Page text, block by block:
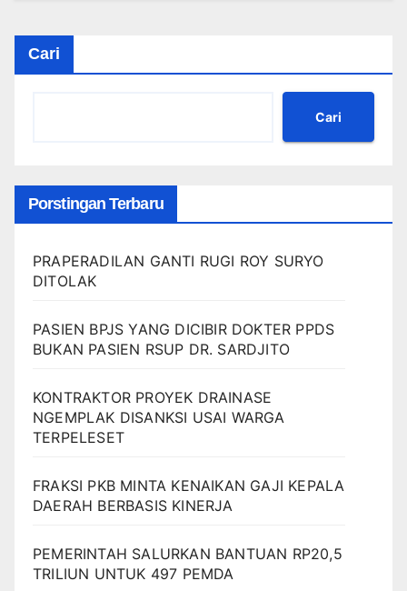
Cari
Cari
Porstingan Terbaru
PRAPERADILAN GANTI RUGI ROY SURYO
DITOLAK
PASIEN BPJS YANG DICIBIR DOKTER PPDS
BUKAN PASIEN RSUP DR. SARDJITO
KONTRAKTOR PROYEK DRAINASE
NGEMPLAK DISANKSI USAI WARGA
TERPELESET
FRAKSI PKB MINTA KENAIKAN GAJI KEPALA
DAERAH BERBASIS KINERJA
PEMERINTAH SALURKAN BANTUAN RP20,5
TRILIUN UNTUK 497 PEMDA